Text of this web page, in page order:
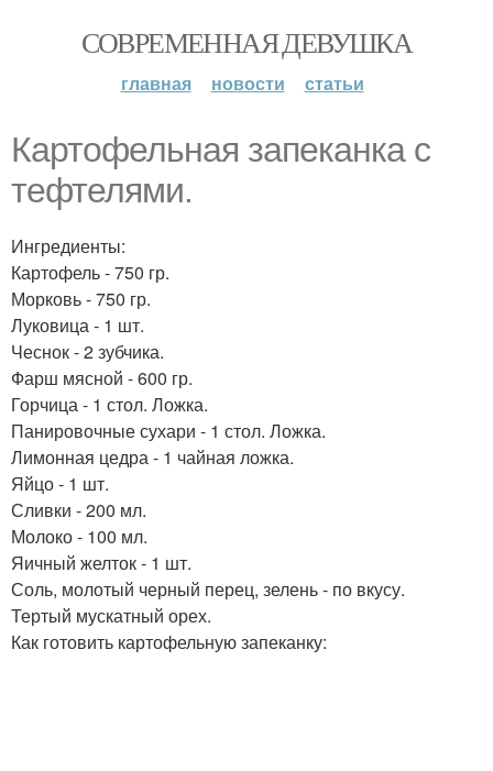
СОВРЕМЕННАЯ ДЕВУШКА
главная новости статьи
Картофельная запеканка с
тефтелями.
Ингредиенты:
Картофель - 750 гр.
Морковь - 750 гр.
Луковица - 1 шт.
Чеснок - 2 зубчика.
Фарш мясной - 600 гр.
Горчица - 1 стол. Ложка.
Панировочные сухари - 1 стол. Ложка.
Лимонная цедра - 1 чайная ложка.
Яйцо - 1 шт.
Сливки - 200 мл.
Молоко - 100 мл.
Яичный желток - 1 шт.
Соль, молотый черный перец, зелень - по вкусу.
Тертый мускатный орех.
Как готовить картофельную запеканку: